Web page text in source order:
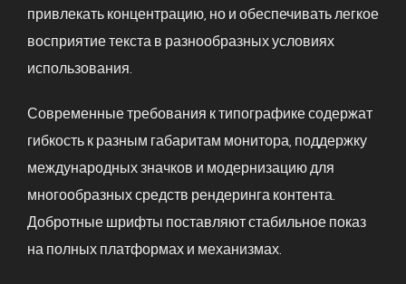
привлекать концентрацию, но и обеспечивать легкое
восприятие текста в разнообразных условиях
использования.
Современные требования к типографике содержат
гибкость к разным габаритам монитора, поддержку
международных значков и модернизацию для
многообразных средств рендеринга контента.
Добротные шрифты поставляют стабильное показ
на полных платформах и механизмах.